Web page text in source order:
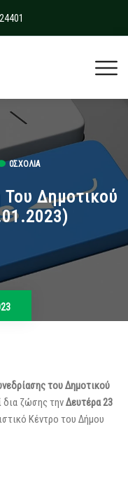
0ΣΧΌΛΙΑ
Του Δημοτικού
του Δημοτικού
δια ζώσης τηνΔευτέρα 23
Κέντρο του Δήμου